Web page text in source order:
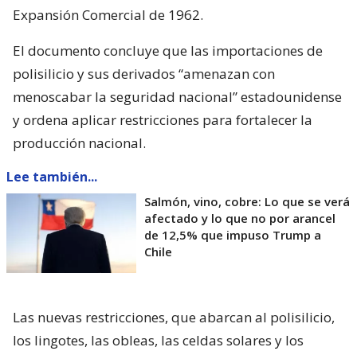
Expansión Comercial de 1962.
El documento concluye que las importaciones de
polisilicio y sus derivados “amenazan con
menoscabar la seguridad nacional” estadounidense
y ordena aplicar restricciones para fortalecer la
producción nacional.
Lee también...
Salmón, vino, cobre: Lo que se verá
afectado y lo que no por arancel
de 12,5% que impuso Trump a
Chile
Las nuevas restricciones, que abarcan al polisilicio,
los lingotes, las obleas, las celdas solares y los